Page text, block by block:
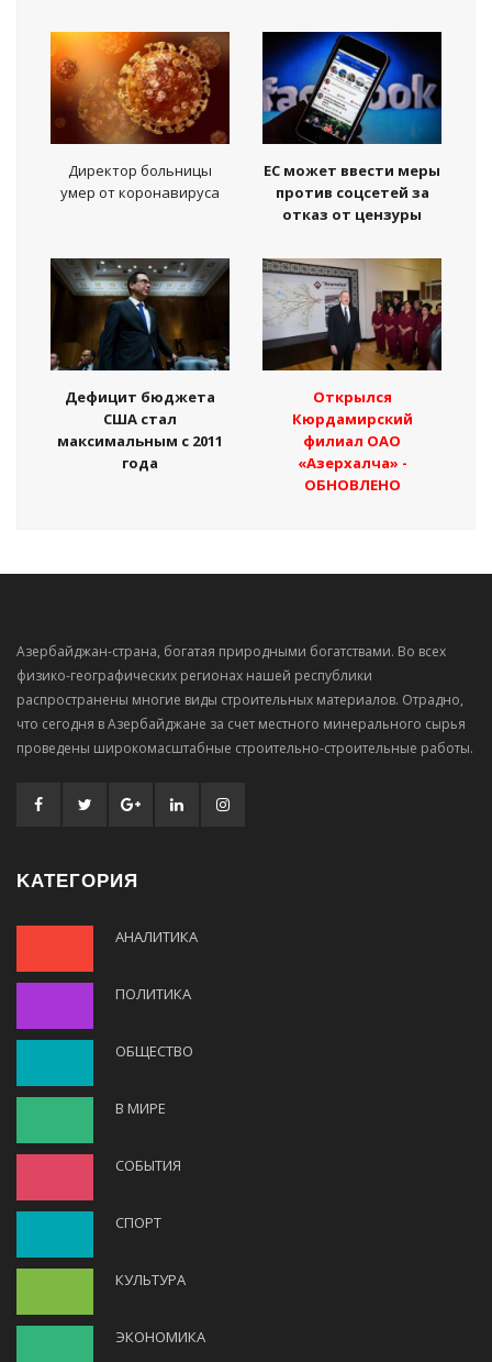
Директор больницы
умер от коронавируса
ЕС может ввести меры
против соцсетей за
отказ от цензуры
Дефицит бюджета
США стал
максимальным с 2011
года
Открылся
Кюрдамирский
филиал ОАО
«Азерхалча» -
ОБНОВЛЕНО
Азербайджан-страна, богатая природными богатствами. Во всех
физико-географических регионах нашей республики
распространены многие виды строительных материалов. Отрадно,
что сегодня в Азербайджане за счет местного минерального сырья
проведены широкомасштабные строительно-строительные работы.
KАТЕГОРИЯ
АНАЛИТИКА
ПОЛИТИКА
ОБЩЕСТВО
В МИРЕ
СОБЫТИЯ
СПОРТ
КУЛЬТУРА
ЭКОНОМИКА